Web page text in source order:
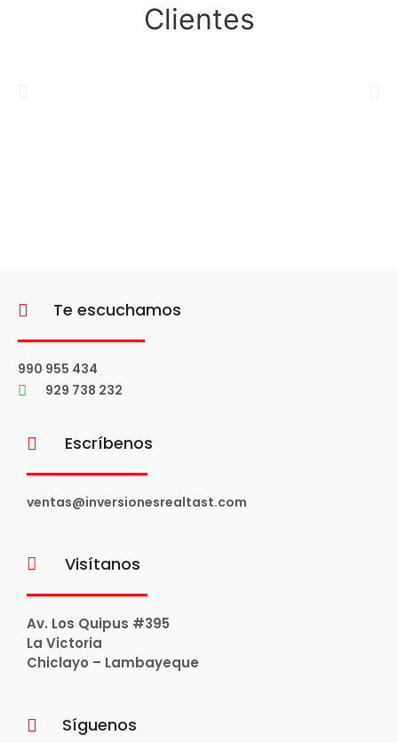
Clientes
Te escuchamos
990 955 434
929 738 232
Escríbenos
ventas@inversionesrealtast.com
Visítanos
Av. Los Quipus #395
La Victoria
Chiclayo – Lambayeque
Síguenos